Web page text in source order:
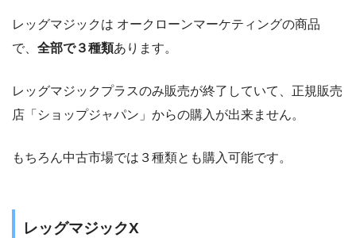
レッグマジックは オークローンマーケティングの商品
で、 全部で３種類あります。
レッグマジックプラスのみ販売が終了していて、正規販売
店「ショップジャパン」からの購入が出来ません。
もちろん中古市場では３種類とも購入可能です。
レッグマジックX